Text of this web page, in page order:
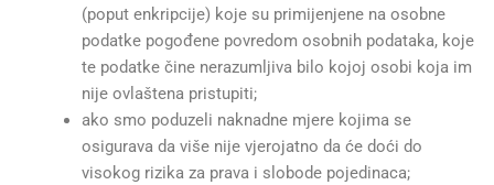
(poput enkripcije) koje su primijenjene na osobne
podatke pogođene povredom osobnih podataka, koje
te podatke čine nerazumljiva bilo kojoj osobi koja im
nije ovlaštena pristupiti;
ako smo poduzeli naknadne mjere kojima se
osigurava da više nije vjerojatno da će doći do
visokog rizika za prava i slobode pojedinaca;